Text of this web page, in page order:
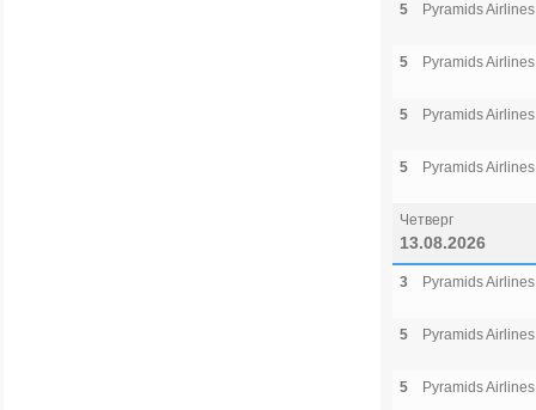
5 Pyramids Airlines
5 Pyramids Airlines
5 Pyramids Airlines
5 Pyramids Airlines
Четверг
13.08.2026
3 Pyramids Airlines
5 Pyramids Airlines
5 Pyramids Airlines